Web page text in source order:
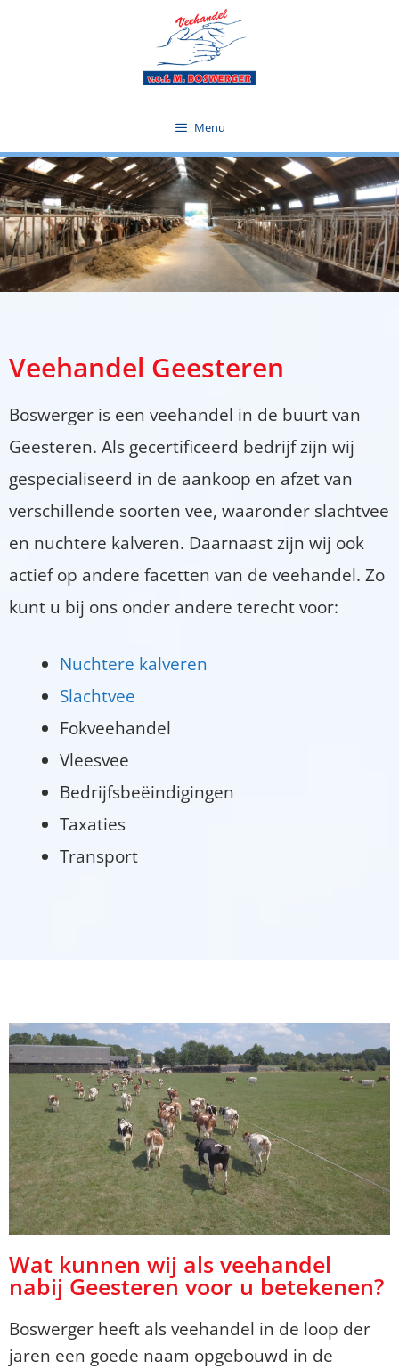
Menu
Veehandel Geesteren
Boswerger is een veehandel in de buurt van
Geesteren. Als gecertificeerd bedrijf zijn wij
gespecialiseerd in de aankoop en afzet van
verschillende soorten vee, waaronder slachtvee
en nuchtere kalveren. Daarnaast zijn wij ook
actief op andere facetten van de veehandel. Zo
kunt u bij ons onder andere terecht voor:
Nuchtere kalveren
Slachtvee
Fokveehandel
Vleesvee
Bedrijfsbeëindigingen
Taxaties
Transport
Wat kunnen wij als veehandel
nabij Geesteren voor u betekenen?
Boswerger heeft als veehandel in de loop der
jaren een goede naam opgebouwd in de